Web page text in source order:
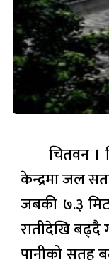
चितवन ।
केन्द्रमा जल
जबकी ७.३
रातीदेखि बढ्दै
पानीको सतह